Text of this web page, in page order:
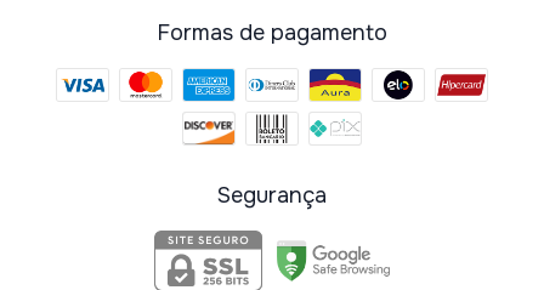
Formas de pagamento
Segurança